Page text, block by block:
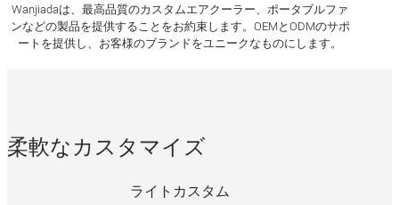
Wanjiadaは、最高品質のカスタムエアクーラー、ポータブルファ
ンなどの製品を提供することをお約束します。OEMとODMのサポ
ートを提供し、お客様のブランドをユニークなものにします。
柔軟なカスタマイズ
ライトカスタム